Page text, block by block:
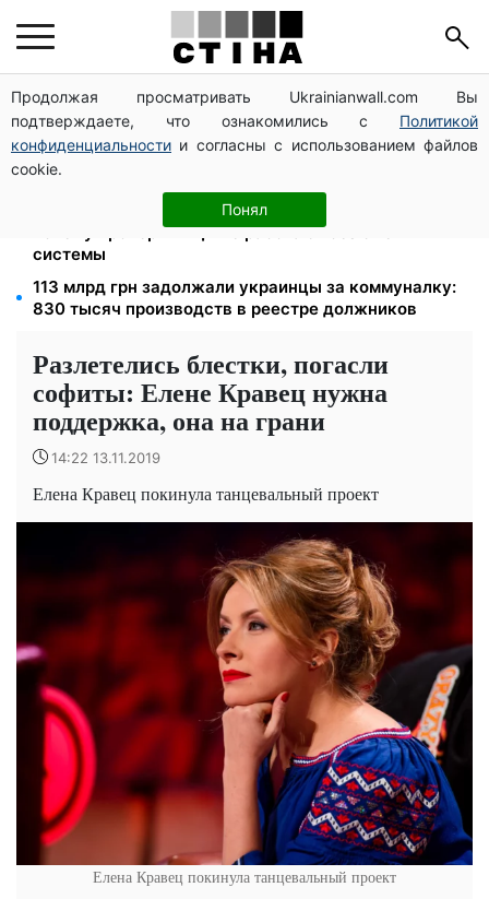
Продолжая просматривать Ukrainianwall.com Вы
подтверждаете, что ознакомились с Политикой
конфиденциальности и согласны с использованием файлов
cookie.
Понял
1577 человек списали с учета за $10 000:
Генпрокуратура о схеме в Мукачевском ТЦК
Зарплаты учителей +20%, стипендии ×2:
правительство повышает выплаты с сентября
Цифровизация дел и ВВК: юрист Танасийчук —
почему проверки ТЦК не работают без смены
системы
113 млрд грн задолжали украинцы за коммуналку:
830 тысяч производств в реестре должников
Разлетелись блестки, погасли
софиты: Елене Кравец нужна
поддержка, она на грани
14:22 13.11.2019
Елена Кравец покинула танцевальный проект
Елена Кравец покинула танцевальный проект